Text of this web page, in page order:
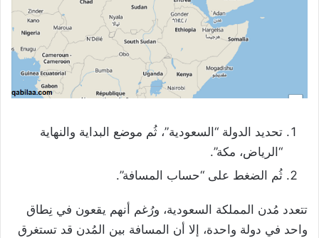
تحديد الدولة “السعودية”، ثُم موضع البداية والنهاية
“الرياض، مكة”.
ثُم الضغط على “حساب المسافة”.
تتعدد مُدن المملكة السعودية، ورُغم أنهم يقعون في نِطاق
واحد في دولة واحدة، إلا أن المسافة بين المُدن قد تستغرق